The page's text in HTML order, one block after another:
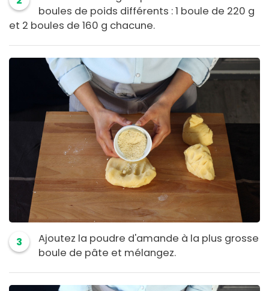
boules de poids différents : 1 boule de 220 g
et 2 boules de 160 g chacune.
3
Ajoutez la poudre d'amande à la plus grosse
boule de pâte et mélangez.